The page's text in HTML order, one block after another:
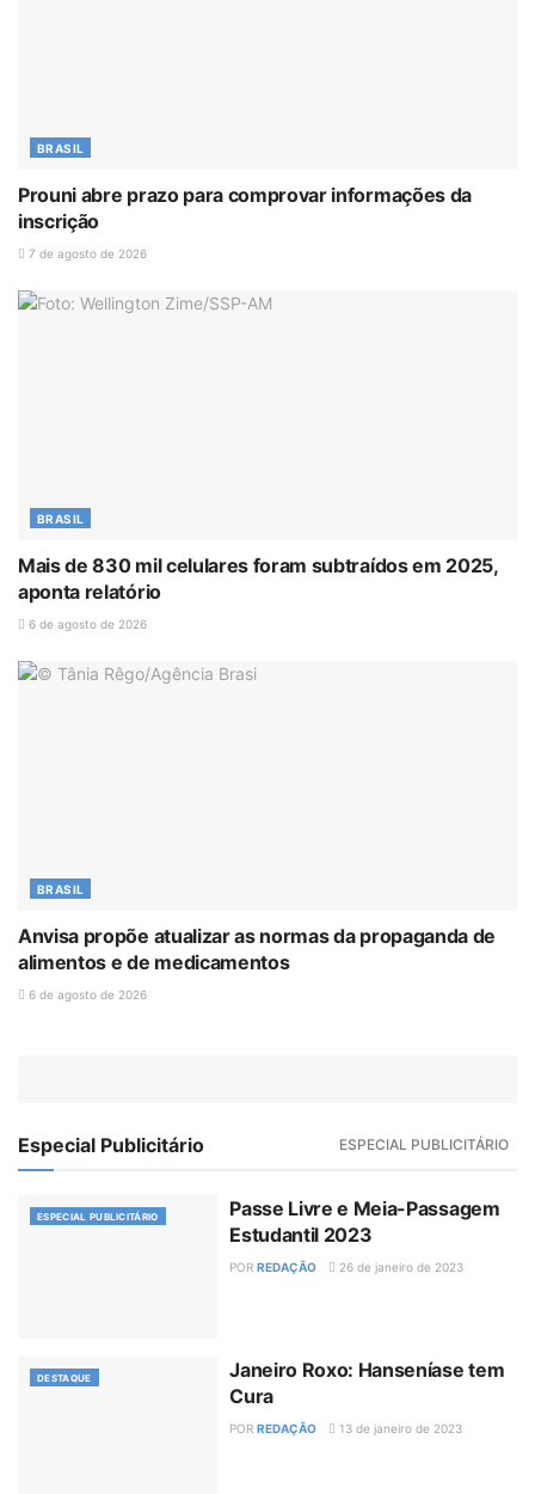
BRASIL
Prouni abre prazo para comprovar informações da
inscrição
7 de agosto de 2026
BRASIL
Mais de 830 mil celulares foram subtraídos em 2025,
aponta relatório
6 de agosto de 2026
BRASIL
Anvisa propõe atualizar as normas da propaganda de
alimentos e de medicamentos
6 de agosto de 2026
Especial Publicitário ESPECIAL PUBLICITÁRIO
ESPECIAL PUBLICITÁRIO
Passe Livre e Meia-Passagem
Estudantil 2023
POR REDAÇÃO 26 de janeiro de 2023
DESTAQUE
Janeiro Roxo: Hanseníase tem
Cura
POR REDAÇÃO 13 de janeiro de 2023